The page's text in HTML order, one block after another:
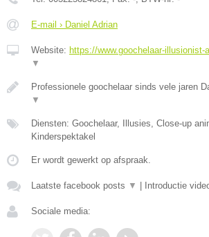
E-mail › Daniel Adrian
Website: https://www.goochelaar-illusionist-
▼
Professionele goochelaar sinds vele jaren
▼
Diensten: Goochelaar, Illusies, Close-up
Kinderspektakel
Er wordt gewerkt op afspraak.
Laatste facebook posts ▼ Introductie
Sociale media: